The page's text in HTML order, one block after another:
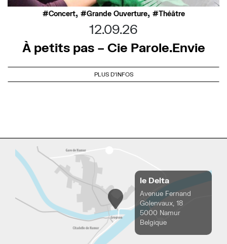
Concert, Grande Ouverture, Théâtre
12.09.26
À petits pas – Cie Parole.Envie
PLUS D'INFOS
le Delta
Avenue Fernand
Golenvaux, 18
5000 Namur
Belgique